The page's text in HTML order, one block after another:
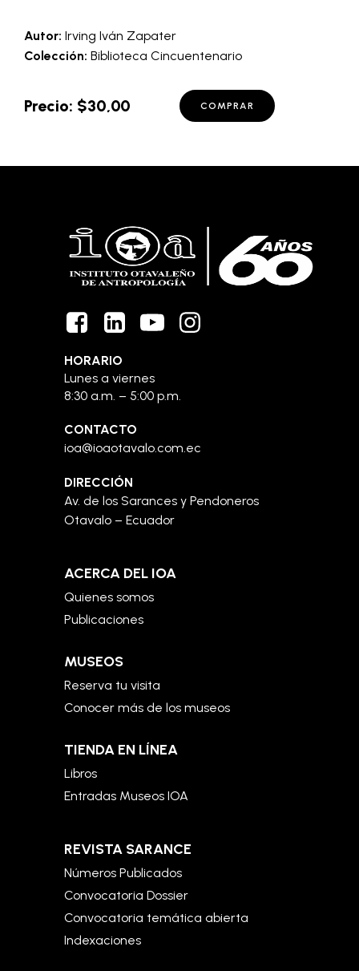
Autor: Irving Iván Zapater
Colección: Biblioteca Cincuentenario
Precio: $30,00 COMPRAR
HORARIO
Lunes a viernes
8:30 a.m. – 5:00 p.m.
CONTACTO
ioa@ioaotavalo.com.ec
DIRECCIÓN
Av. de los Sarances y Pendoneros
Otavalo – Ecuador
ACERCA DEL IOA
Quienes somos
Publicaciones
MUSEOS
Reserva tu visita
Conocer más de los museos
TIENDA EN LÍNEA
Libros
Entradas Museos IOA
REVISTA SARANCE
Números Publicados
Convocatoria Dossier
Convocatoria temática abierta
Indexaciones